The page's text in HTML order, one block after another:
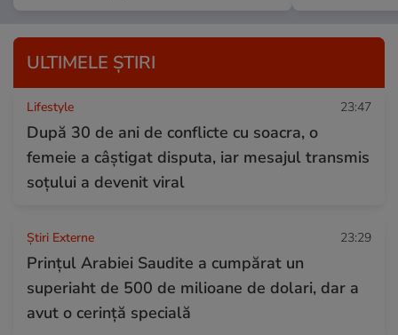
ULTIMELE ȘTIRI
Lifestyle 23:47
După 30 de ani de conflicte cu soacra, o
femeie a câștigat disputa, iar mesajul transmis
soțului a devenit viral
Știri Externe 23:29
Prințul Arabiei Saudite a cumpărat un
superiaht de 500 de milioane de dolari, dar a
avut o cerință specială